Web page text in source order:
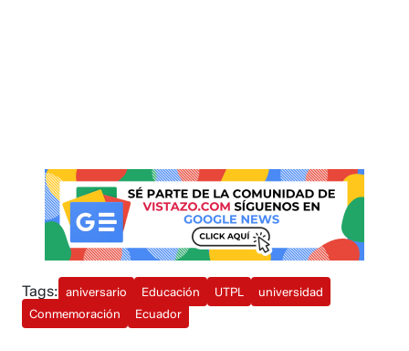
Tags: aniversario Educación UTPL
universidad
Conmemoración
Ecuador